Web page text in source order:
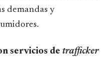
demandas y
servicios de trafficker